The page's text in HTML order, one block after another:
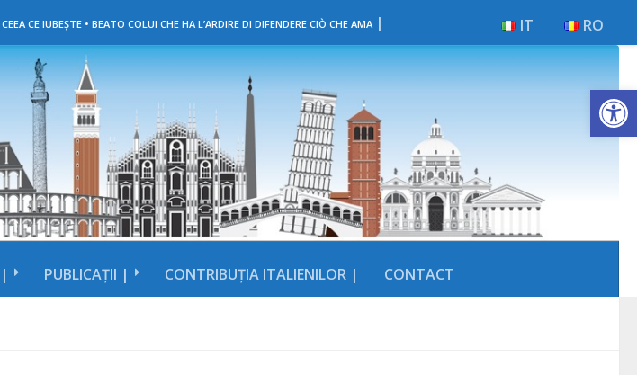
CE IUBEȘTE • BEATO COLUI CHE HA L’ARDIRE DI DIFENDERE CIÒ CHE AMA | RO
IT
PUBLICAȚII | CONTRIBUȚIA ITALIENILOR | CONTACT